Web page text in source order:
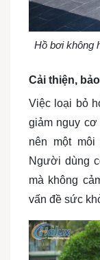
Hồ bơi không
Cải thiện,
Việc loại bỏ
giảm nguy
nên một
Người dùng
mà không
vấn đề sức